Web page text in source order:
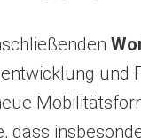
und
dass